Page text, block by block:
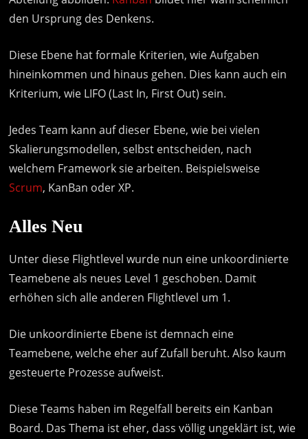
den Ursprung des Denkens.
Diese Ebene hat formale Kriterien, wie Aufgaben
hineinkommen und hinaus gehen. Dies kann auch ein
Kriterium, wie LIFO (Last In, First Out) sein.
Jedes Team kann auf dieser Ebene, wie bei vielen
Skalierungsmodellen, selbst entscheiden, nach
welchem Framework sie arbeiten. Beispielsweise
Scrum, KanBan oder XP.
Alles Neu
Unter diese Flightlevel wurde nun eine unkoordinierte
Teamebene als neues Level 1 geschoben. Damit
erhöhen sich alle anderen Flightlevel um 1.
Die unkoordinierte Ebene ist demnach eine
Teamebene, welche eher auf Zufall beruht. Also kaum
gesteuerte Prozesse aufweist.
Diese Teams haben im Regelfall bereits ein Kanban
Board. Das Thema ist eher, dass völlig ungeklärt ist, wie